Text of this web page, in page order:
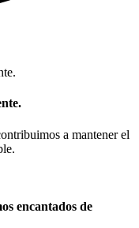
a mantener el
encantados de